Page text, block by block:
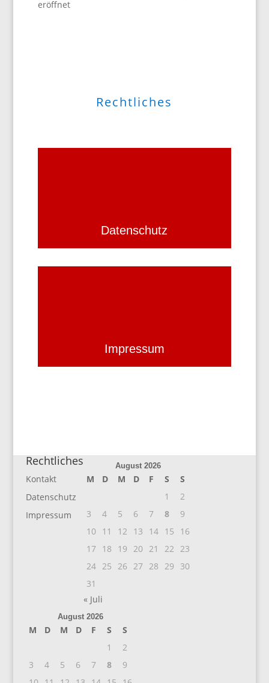
eröffnet
Rechtliches
Datenschutz
Impressum
Rechtliches
Kontakt
Datenschutz
Impressum
August 2026
M D M D F S
S
1
2
3
4 5 6 7 8
9
10
11 12 13 14 15
16
17
18 19 20 21 22 23
24 25 26 27 28 29
30
31
« Juli
August 2026
M D M D F S
S
1
2
3
4 5 6 7 8
9